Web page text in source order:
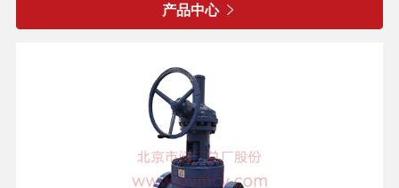
产品中心 